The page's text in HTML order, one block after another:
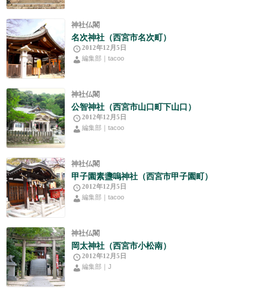
神社仏閣
名次神社（西宮市名次町）
2012年12月5日
編集部｜tacoo
神社仏閣
公智神社（西宮市山口町下山口）
2012年12月5日
編集部｜tacoo
神社仏閣
甲子園素盞嗚神社（西宮市甲子園町）
2012年12月5日
編集部｜tacoo
神社仏閣
岡太神社（西宮市小松南）
2012年12月5日
編集部｜J